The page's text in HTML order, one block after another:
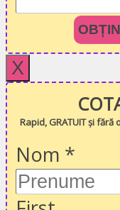
X
Rapid, GRATUIT și
Nom *